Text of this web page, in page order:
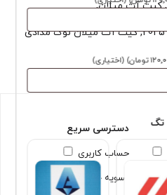
(اختیاری)
تگ
,کیت آث میلان,
,کیت آث میلان نوک مدادی
دسترسی سریع
حساب کاربری
تسویه حساب